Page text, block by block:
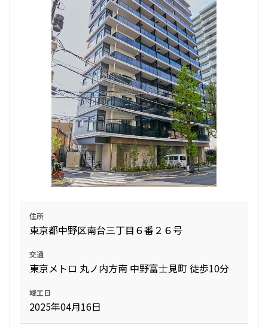
住所
東京都中野区南台三丁目６番２６号
交通
東京メトロ 丸ノ内方南 中野富士見町 徒歩10分
竣工日
2025年04月16日